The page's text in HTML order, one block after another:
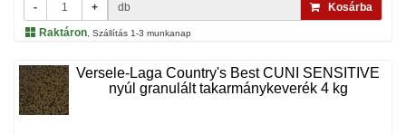
- + db
Kosárba
Raktáron , Szállítás 1-3 munkanap
Versele-Laga Country's Best CUNI SENSITIVE
nyúl granulált takarmánykeverék 4 kg